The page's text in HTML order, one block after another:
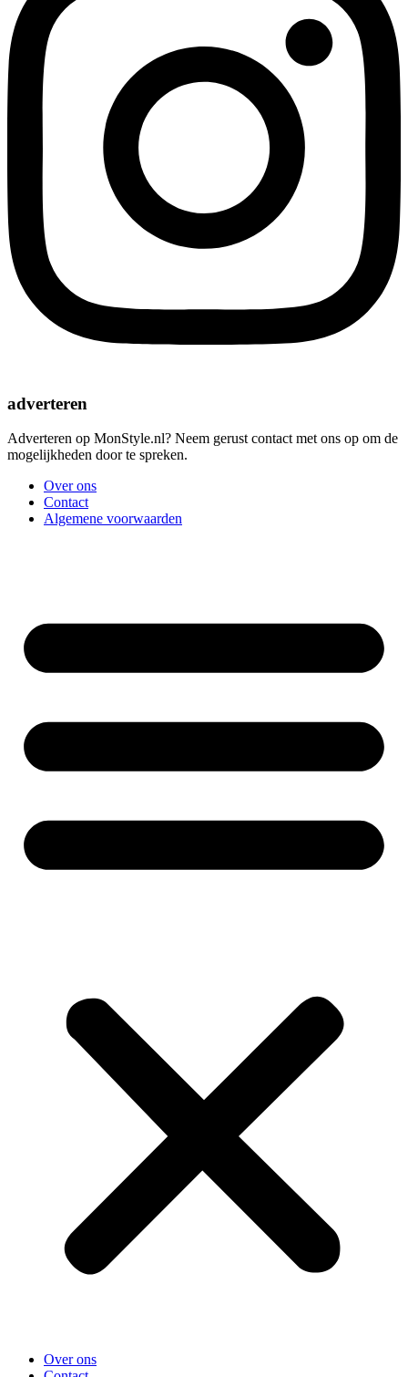
adverteren
Adverteren op MonStyle.nl? Neem gerust contact met ons op om de
mogelijkheden door te spreken.
Over ons
Contact
Algemene voorwaarden
Over ons